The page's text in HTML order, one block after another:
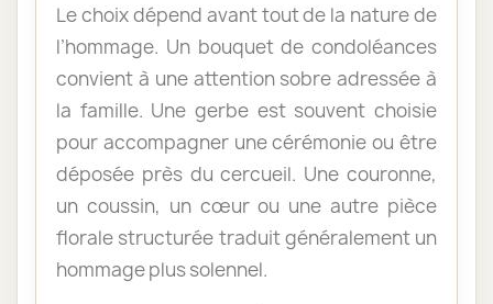
Le choix dépend avant tout de la nature de
l’hommage. Un bouquet de condoléances
convient à une attention sobre adressée à
la famille. Une gerbe est souvent choisie
pour accompagner une cérémonie ou être
déposée près du cercueil. Une couronne,
un coussin, un cœur ou une autre pièce
florale structurée traduit généralement un
hommage plus solennel.